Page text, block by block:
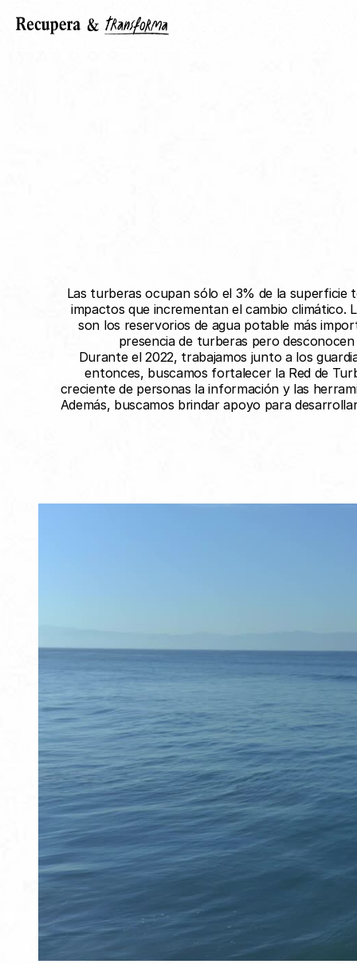
Las turberas ocupan sólo el 3% de la superficie
impactos que incrementan el cambio
son los reservorios de agua potable más
presencia de turberas pero
Durante el 2022, trabajamos junto a los
entonces, buscamos fortalecer la Red de
creciente de personas la información y las
Además, buscamos brindar apoyo para